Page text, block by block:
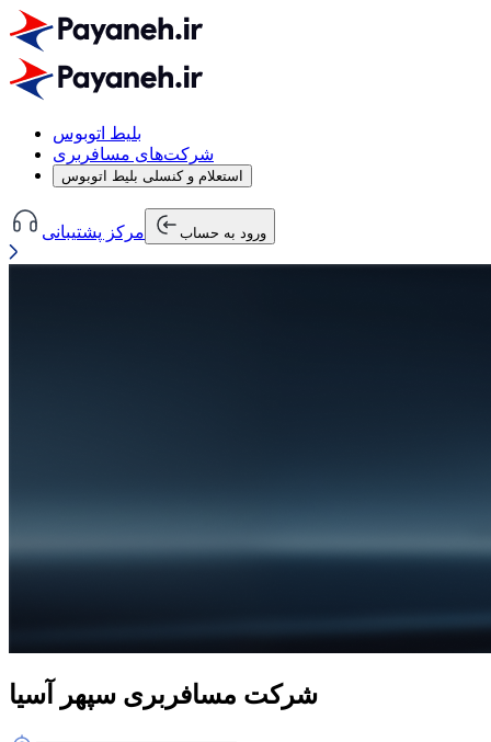
بلیط اتوبوس
شرکت‌های مسافربری
استعلام و کنسلی بلیط اتوبوس
مرکز پشتیبانی ورود به حساب
شرکت مسافربری سپهر آسیا